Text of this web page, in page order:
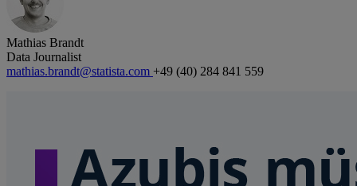
Mathias Brandt
Data Journalist
mathias.brandt@statista.com +49 (40) 284 841 559